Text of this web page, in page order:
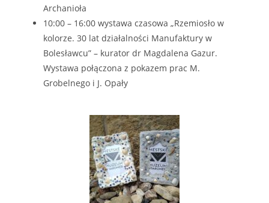
Archanioła
10:00 – 16:00 wystawa czasowa „Rzemiosło w
kolorze. 30 lat działalności Manufaktury w
Bolesławcu” – kurator dr Magdalena Gazur.
Wystawa połączona z pokazem prac M.
Grobelnego i J. Opały